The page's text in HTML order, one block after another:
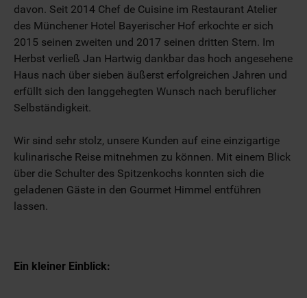
davon. Seit 2014 Chef de Cuisine im Restaurant Atelier
des Münchener Hotel Bayerischer Hof erkochte er sich
2015 seinen zweiten und 2017 seinen dritten Stern. Im
Herbst verließ Jan Hartwig dankbar das hoch angesehene
Haus nach über sieben äußerst erfolgreichen Jahren und
erfüllt sich den langgehegten Wunsch nach beruflicher
Selbständigkeit.
Wir sind sehr stolz, unsere Kunden auf eine einzigartige
kulinarische Reise mitnehmen zu können. Mit einem Blick
über die Schulter des Spitzenkochs konnten sich die
geladenen Gäste in den Gourmet Himmel entführen
lassen.
Ein kleiner Einblick: